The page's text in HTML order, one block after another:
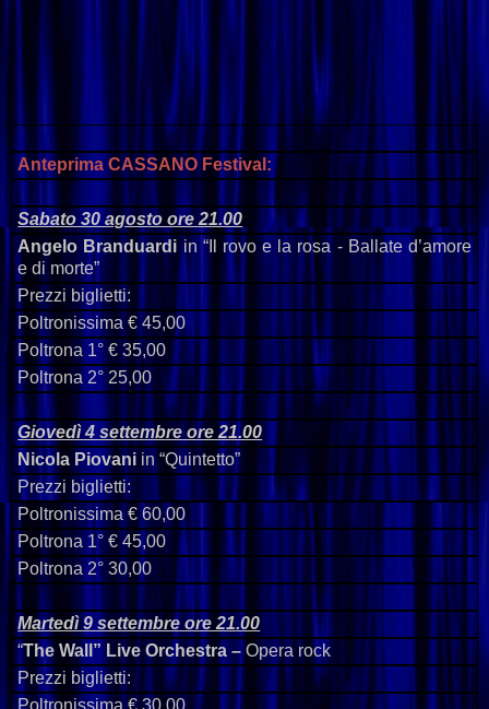
Anteprima CASSANO Festival:
Sabato 30 agosto ore 21.00
Angelo Branduardi in “Il rovo e la rosa - Ballate d’amore
e di morte”
Prezzi biglietti:
Poltronissima €45,00
Poltrona 1° € 35,00
Poltrona 2° 25,00
Giovedì 4 settembre ore 21.00
Nicola Piovani in “Quintetto”
Prezzi biglietti:
Poltronissima € 60,00
Poltrona 1° € 45,00
Poltrona 2° 30,00
Martedì 9 settembre ore 21.00
“The Wall ” Live Orchestra – Opera rock
Prezzi biglietti: